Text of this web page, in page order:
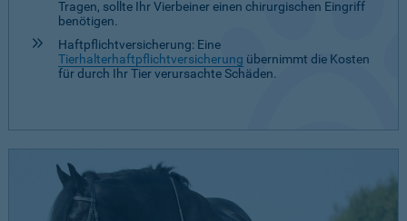
Tragen, sollte Ihr Vierbeiner einen chirurgischen Eingriff
benötigen.
Haftpflichtversicherung: Eine
Tierhalterhaftpflichtversicherung übernimmt die Kosten
für durch Ihr Tier verursachte Schäden.